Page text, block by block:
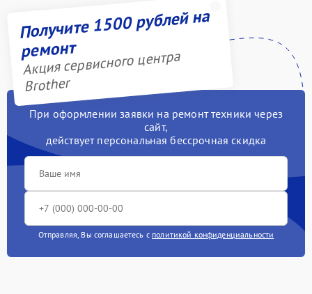
Получите 1500 рублей на
ремонт
Акция сервисного центра
Brother
При оформлении заявки на ремонт техники через
сайт,
действует персональная бессрочная скидка
Отправляя, Вы соглашаетесь с политикой конфиденциальности